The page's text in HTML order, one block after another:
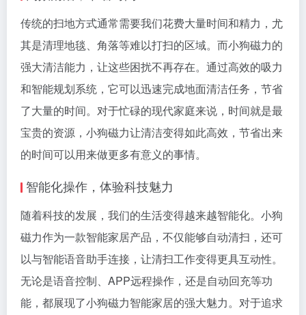
传统的扫地方式通常需要我们花费大量时间和精力，尤
其是清理地毯、角落等难以打扫的区域。而小狗磁力的
强大清洁能力，让这些困扰不再存在。通过高效的吸力
和智能规划系统，它可以迅速完成地面清洁任务，节省
了大量的时间。对于忙碌的现代家庭来说，时间就是最
宝贵的资源，小狗磁力让清洁变得如此高效，节省出来
的时间可以用来做更多有意义的事情。
智能化操作，体验科技魅力
随着科技的发展，我们的生活变得越来越智能化。小狗
磁力作为一款智能家居产品，不仅能够自动清扫，还可
以与智能语音助手连接，让清扫工作变得更具互动性。
无论是语音控制、APP远程操作，还是自动回充等功
能，都展现了小狗磁力智能家居的强大魅力。对于追求